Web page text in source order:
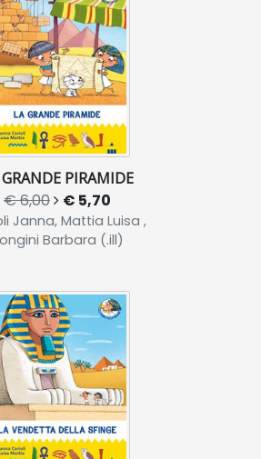
PIRAMIDE
€ 6,00 € 5,70
Janna, Mattia Luisa ,
Barbara (.ill)